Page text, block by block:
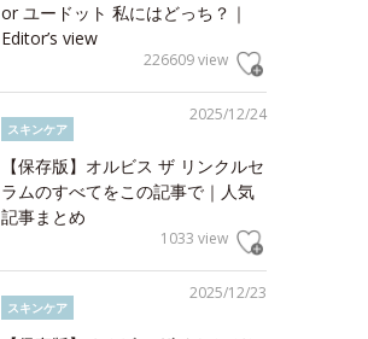
or ユードット 私にはどっち？｜
Editor’s view
226609 view
2025/12/24
スキンケア
【保存版】オルビス ザ リンクルセ
ラムのすべてをこの記事で｜人気
記事まとめ
1033 view
2025/12/23
スキンケア